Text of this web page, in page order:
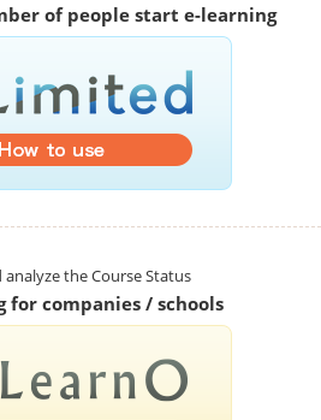
of people start e-learning
analyze the Course Status
for companies / schools